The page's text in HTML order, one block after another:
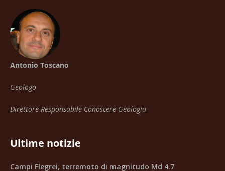
Antonio Toscano
Geologo
Direttore Responsabile Conoscere Geologia
Ultime notizie
Campi Flegrei, terremoto di magnitudo Md 4.7